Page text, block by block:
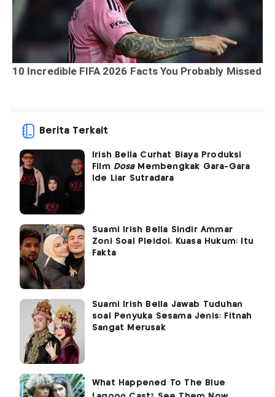
Berita Terkait
Irish Bella Curhat Biaya Produksi
Film DosaMembengkak Gara-Gara
Ide Liar Sutradara
Suami Irish Bella Sindir Ammar
Zoni Soal Pleidoi, Kuasa Hukum: Itu
Fakta
Suami Irish Bella Jawab Tuduhan
soal Penyuka Sesama Jenis: Fitnah
Sangat Merusak